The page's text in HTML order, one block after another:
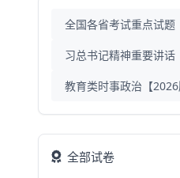
全国各省考试重点试题
习总书记精神重要讲话
教育类时事政治【2026
全部试卷